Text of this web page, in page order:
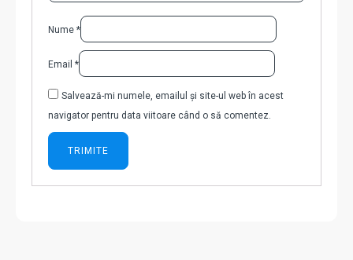
Nume *
Email *
Salvează-mi numele, emailul și site-ul web în acest
navigator pentru data viitoare când o să comentez.